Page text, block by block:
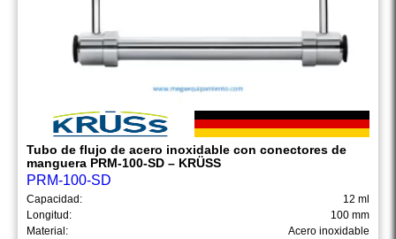
Tubo de flujo de acero inoxidable con conectores de
manguera PRM-100-SD – KRÜSS
PRM-100-SD
Capacidad:
12 ml
Longitud:
100 mm
Material:
Acero inoxidable